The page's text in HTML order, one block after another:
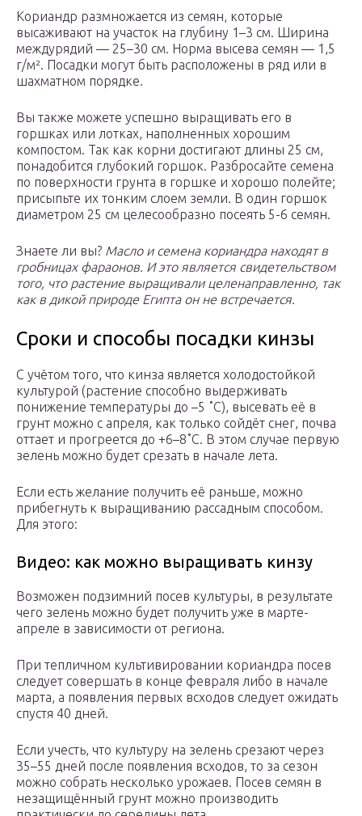
Кориандр размножается из семян, которые
высаживают на участок на глубину 1–3 см. Ширина
междурядий — 25–30 см. Норма высева семян — 1,5
г/м². Посадки могут быть расположены в ряд или в
шахматном порядке.
Вы также можете успешно выращивать его в
горшках или лотках, наполненных хорошим
компостом. Так как корни достигают длины 25 см,
понадобится глубокий горшок. Разбросайте семена
по поверхности грунта в горшке и хорошо полейте;
присыпьте их тонким слоем земли. В один горшок
диаметром 25 см целесообразно посеять 5-6 семян.
Знаете ли вы? Масло и семена кориандра находят в
гробницах фараонов. И это является свидетельством
того, что растение выращивали целенаправленно, так
как в дикой природе Египта он не встречается.
Сроки и способы посадки кинзы
С учётом того, что кинза является холодостойкой
культурой (растение способно выдерживать
понижение температуры до –5 ˚С), высевать её в
грунт можно с апреля, как только сойдёт снег, почва
оттает и прогреется до +6–8˚С. В этом случае первую
зелень можно будет срезать в начале лета.
Если есть желание получить её раньше, можно
прибегнуть к выращиванию рассадным способом.
Для этого:
Видео: как можно выращивать кинзу
Возможен подзимний посев культуры, в результате
чего зелень можно будет получить уже в марте-
апреле в зависимости от региона.
При тепличном культивировании кориандра посев
следует совершать в конце февраля либо в начале
марта, а появления первых всходов следует ожидать
спустя 40 дней.
Если учесть, что культуру на зелень срезают через
35–55 дней после появления всходов, то за сезон
можно собрать несколько урожаев. Посев семян в
незащищённый грунт можно производить